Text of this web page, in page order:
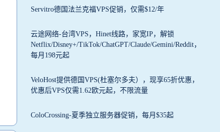
Servitro德国法兰克福VPS促销，仅需$12/年
云途网络-台湾VPS，Hinet线路，家宽IP，解锁
Netflix/Disney+/TikTok/ChatGPT/Claude/Gemini/Reddit，
每月198元起
VeloHost提供德国VPS(杜塞尔多夫），现享65折优惠，
优惠后VPS仅需1.62欧元起，不限流量
ColoCrossing-夏季独立服务器促销，每月$35起